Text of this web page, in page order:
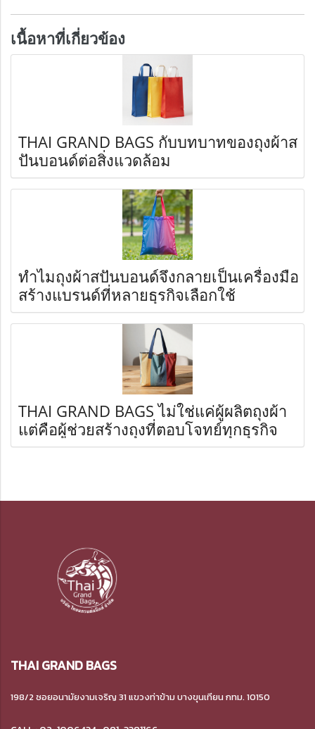
เนื้อหาที่เกี่ยวข้อง
THAI GRAND BAGS กับบทบาทของถุงผ้าส
ปันบอนด์ต่อสิ่งแวดล้อม
ทำไมถุงผ้าสปันบอนด์จึงกลายเป็นเครื่องมือ
สร้างแบรนด์ที่หลายธุรกิจเลือกใช้
THAI GRAND BAGS ไม่ใช่แค่ผู้ผลิตถุงผ้า
แต่คือผู้ช่วยสร้างถุงที่ตอบโจทย์ทุกธุรกิจ
THAI GRAND BAGS
198/2 ซอยอนามัยงามเจริญ 31 แขวงท่าข้าม บางขุนเทียน กทม. 10150